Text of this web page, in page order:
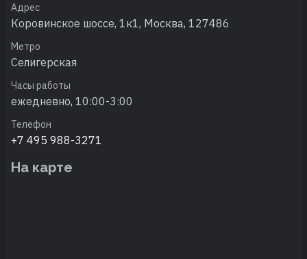
Адрес
Коровинское шоссе, 1к1, Москва, 127486
Метро
Селигерская
Часы работы
ежедневно, 10:00-3:00
Телефон
+7 495 988-3271
На карте